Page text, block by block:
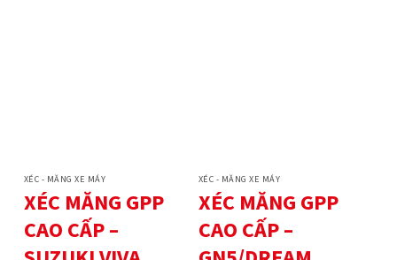
XÉC - MĂNG XE MÁY
XÉC MĂNG GPP
CAO CẤP –
XÉC - MĂNG XE MÁY
XÉC MĂNG GPP
CAO CẤP –